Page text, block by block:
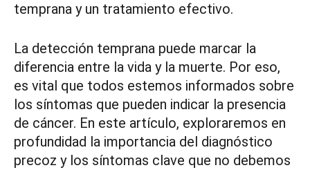
temprana y un tratamiento efectivo.
La detección temprana puede marcar la
diferencia entre la vida y la muerte. Por eso,
es vital que todos estemos informados sobre
los síntomas que pueden indicar la presencia
de cáncer. En este artículo, exploraremos en
profundidad la importancia del diagnóstico
precoz y los síntomas clave que no debemos